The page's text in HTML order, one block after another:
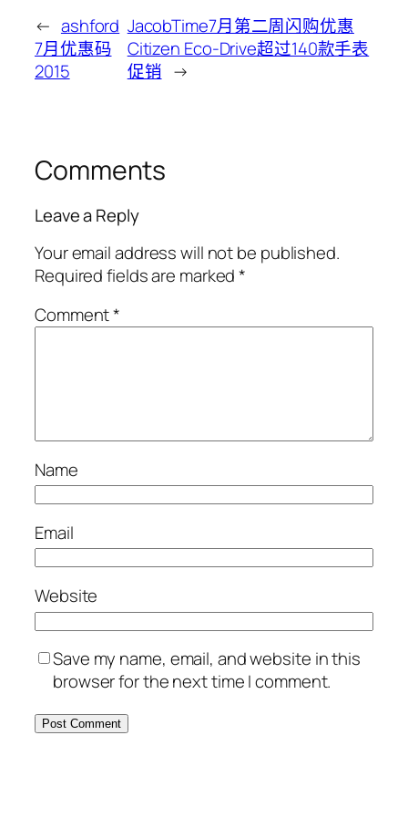
← ashford
7月优惠码
2015
JacobTime7月第二周闪购优惠
Citizen Eco-Drive超过140款手表
促销 →
Comments
Leave a Reply
Your email address will not be published.
Required fields are marked*
Comment*
Name
Email
Website
Save my name, email, and website in this
browser for the next time I comment.